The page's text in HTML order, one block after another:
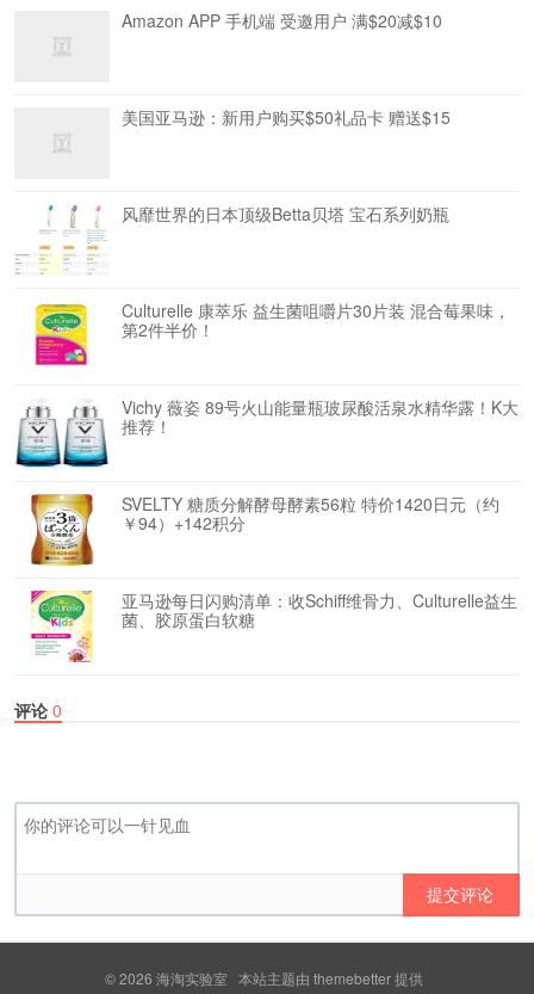
Amazon APP 手机端 受邀用户 满$20减$10
美国亚马逊：新用户购买$50礼品卡 赠送$15
风靡世界的日本顶级Betta贝塔 宝石系列奶瓶
Culturelle 康萃乐 益生菌咀嚼片30片装 混合莓果味，
第2件半价！
Vichy 薇姿 89号火山能量瓶玻尿酸活泉水精华露！K大
推荐！
SVELTY 糖质分解酵母酵素56粒 特价1420日元（约
￥94）+142积分
亚马逊每日闪购清单：收Schiff维骨力、Culturelle益生
菌、胶原蛋白软糖
评论 0
提交评论
© 2026 海淘实验室 本站主题由 themebetter提供